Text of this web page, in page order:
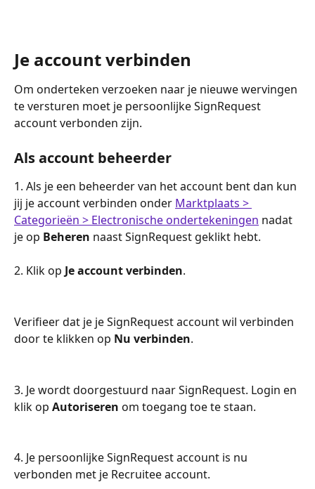
Je account verbinden
Om onderteken verzoeken naar je nieuwe wervingen
te versturen moet je persoonlijke SignRequest
account verbonden zijn.
Als account beheerder
1. Als je een beheerder van het account bent dan kun
jij je account verbinden onder Marktplaats >
Categorieën > Electronische ondertekeningen nadat
je op Beheren naast SignRequest geklikt hebt.
2. Klik op Je account verbinden.
Verifieer dat je je SignRequest account wil verbinden
door te klikken op Nu verbinden.
3. Je wordt doorgestuurd naar SignRequest. Login en
klik op Autoriseren om toegang toe te staan.
4. Je persoonlijke SignRequest account is nu
verbonden met je Recruitee account.